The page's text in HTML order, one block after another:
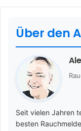
Über den
Seit vielen Jahren
besten